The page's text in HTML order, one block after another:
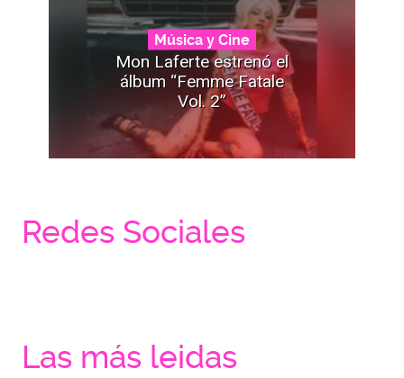
Música y Cine
Mon Laferte estrenó el
álbum “Femme Fatale
Vol. 2”
Redes Sociales
Las más leidas